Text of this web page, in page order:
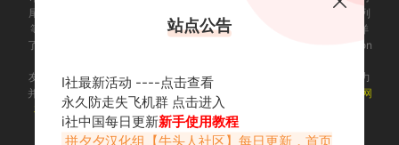
尾行系列、欲望格斗系列、欲望血液系列、人工少女系列及性感沙滩系列
等。i社作为PC界最出名的成人游戏制作商，很多玩家可能已经耳熟能详
了，为了帮助大家更加迅速的找到自己需求的游戏，illusion-中国 illusion
友情提示：适量游戏有益身心健康，请勿长时间沉迷游戏，注意保护视力
并预防近视，保重身体！ 我们立足于香港，对全球华人服务，请未成年网
友自觉离开！Copyright © 2009-2023 pxx999.com illusion-中国 All
Rights Reserved
站点公告
I社最新活动 ----点击查看
永久防走失飞机群 点击进入
i社中国每日更新新手使用教程
拼夕夕汉化组【牛头人社区】每日更新，首页